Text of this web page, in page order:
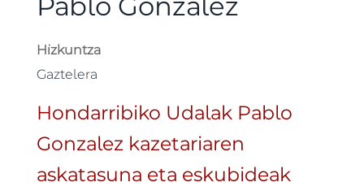
Pablo González
Hizkuntza
Gaztelera
Hondarribiko Udalak Pablo
Gonzalez kazetariaren
askatasuna eta eskubideak